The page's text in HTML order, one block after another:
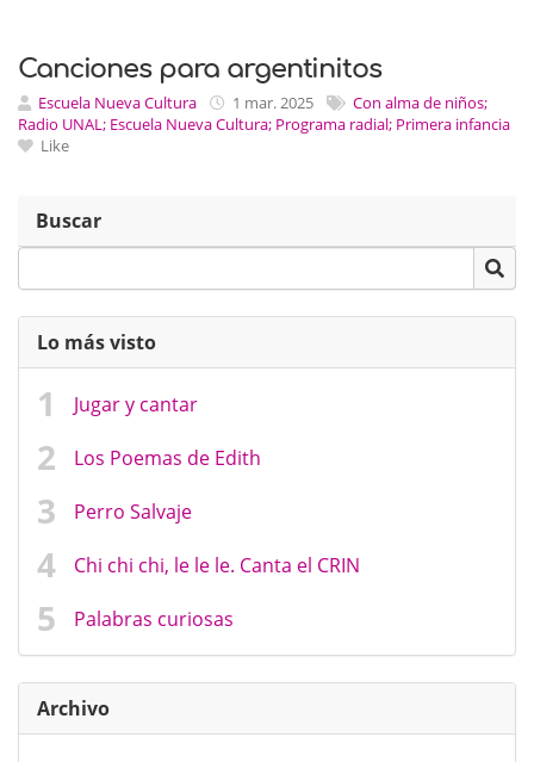
Canciones para argentinitos
Escuela Nueva Cultura 1 mar. 2025
Con alma de niños;
Radio UNAL; Escuela Nueva Cultura; Programa radial; Primera infancia
Like
Buscar
Lo más visto
Jugar y cantar
Los Poemas de Edith
Perro Salvaje
Chi chi chi, le le le. Canta el CRIN
Palabras curiosas
Archivo